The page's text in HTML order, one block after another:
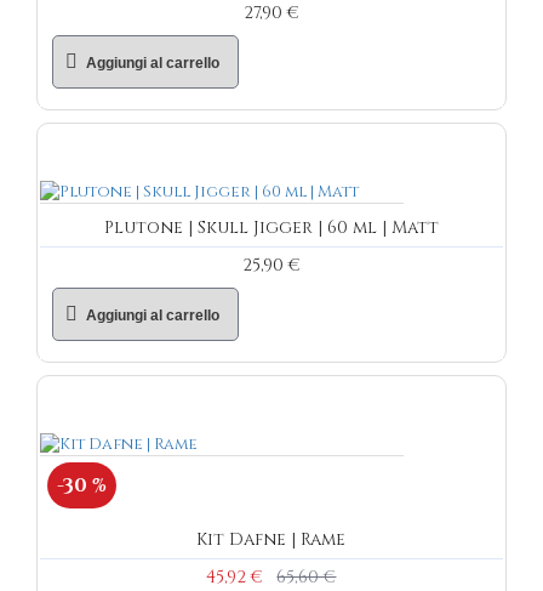
27,90 €
Aggiungi al carrello
Plutone | Skull Jigger | 60 ml | Matt
25,90 €
Aggiungi al carrello
-30 %
Kit Dafne | Rame
45,92 €
65,60 €